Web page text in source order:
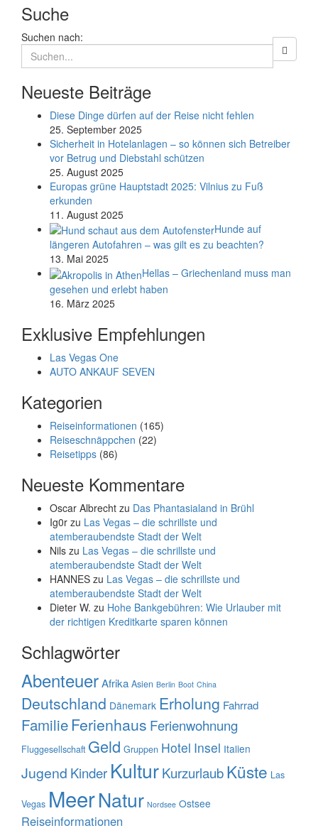
Suche
Suchen nach:
Neueste Beiträge
Diese Dinge dürfen auf der Reise nicht fehlen
25. September 2025
Sicherheit in Hotelanlagen – so können sich Betreiber
vor Betrug und Diebstahl schützen
25. August 2025
Europas grüne Hauptstadt 2025: Vilnius zu Fuß
erkunden
11. August 2025
Hunde auf
längeren Autofahren – was gilt es zu beachten?
13. Mai 2025
Hellas – Griechenland muss man
gesehen und erlebt haben
16. März 2025
Exklusive Empfehlungen
Las Vegas One
AUTO ANKAUF SEVEN
Kategorien
Reiseinformationen (165)
Reiseschnäppchen (22)
Reisetipps (86)
Neueste Kommentare
Oscar Albrecht zu Das Phantasialand in Brühl
Ig0r zu Las Vegas – die schrillste und
atemberaubendste Stadt der Welt
Nils zu Las Vegas – die schrillste und
atemberaubendste Stadt der Welt
HANNES zu Las Vegas – die schrillste und
atemberaubendste Stadt der Welt
Dieter W. zu Hohe Bankgebühren: Wie Urlauber mit
der richtigen Kreditkarte sparen können
Schlagwörter
AbenteuerAfrika Asien Berlin Boot China
Deutschland Dänemark Erholung Fahrrad
Familie Ferienhaus Ferienwohnung
Fluggesellschaft Geld Gruppen Hotel Insel Italien
Jugend Kinder KulturKurzurlaubKüste Las
Vegas MeerNatur Nordsee Ostsee
Reiseinformationen